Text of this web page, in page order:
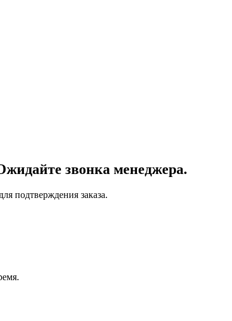
звонка менеджера.
подтверждения заказа.